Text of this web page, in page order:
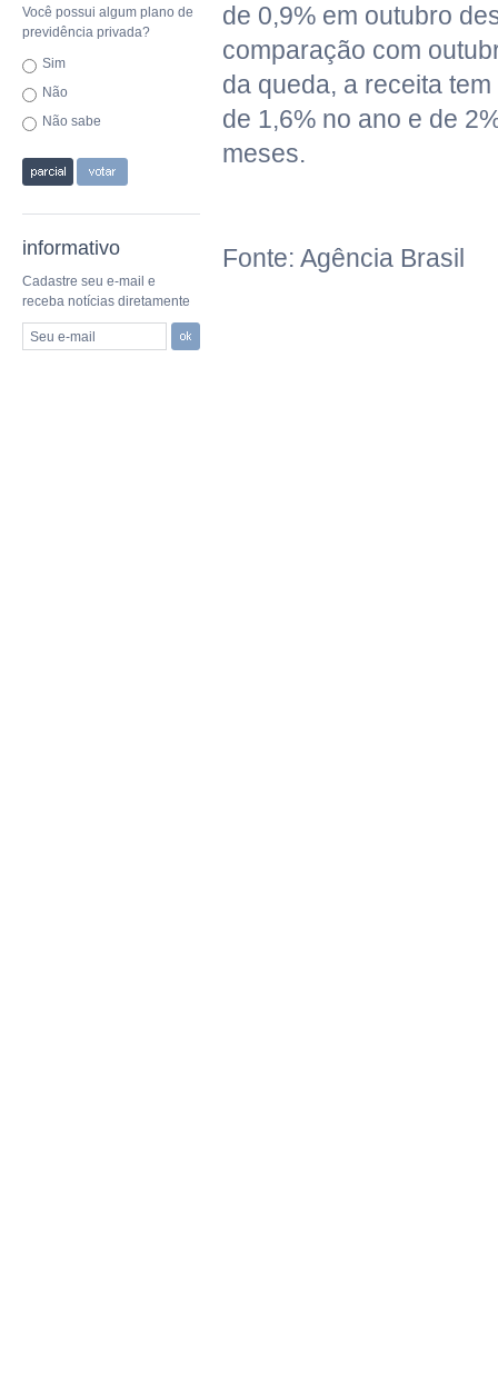
Você possui algum plano de
previdência privada?
Sim
Não
Não sabe
informativo
Cadastre seu e-mail e
receba notícias diretamente
Seu e-mail
de 0,9% em outubro
comparação com
da queda, a receita
de 1,6% no ano e de
meses.
Fonte: Agência Brasil